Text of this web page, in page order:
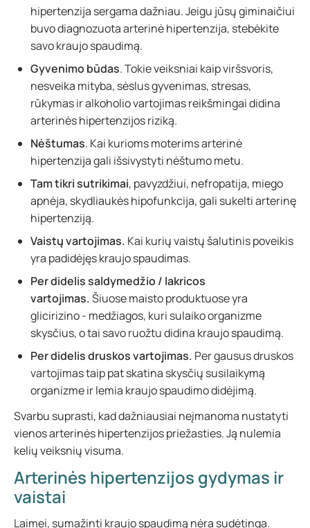
hipertenzija sergama dažniau. Jeigu jūsų giminaičiui
buvo diagnozuota arterinė hipertenzija, stebėkite
savo kraujo spaudimą.
Gyvenimo būdas. Tokie veiksniai kaip viršsvoris,
nesveika mityba, sėslus gyvenimas, stresas,
rūkymas ir alkoholio vartojimas reikšmingai didina
arterinės hipertenzijos riziką.
Nėštumas. Kai kurioms moterims arterinė
hipertenzija gali išsivystyti nėštumo metu.
Tam tikri sutrikimai, pavyzdžiui, nefropatija, miego
apnėja, skydliaukės hipofunkcija, gali sukelti arterinę
hipertenziją.
Vaistų vartojimas. Kai kurių vaistų šalutinis poveikis
yra padidėjęs kraujo spaudimas.
Per didelis saldymedžio / lakricos
vartojimas.Šiuose maisto produktuose yra
glicirizino - medžiagos, kuri sulaiko organizme
skysčius, o tai savo ruožtu didina kraujo spaudimą.
Per didelis druskos vartojimas. Per gausus druskos
vartojimas taip pat skatina skysčių susilaikymą
organizme ir lemia kraujo spaudimo didėjimą.
Svarbu suprasti, kad dažniausiai neįmanoma nustatyti
vienos arterinės hipertenzijos priežasties. Ją nulemia
kelių veiksnių visuma.
Arterinės hipertenzijos gydymas ir
vaistai
Laimei, sumažinti kraujo spaudimą nėra sudėtinga.